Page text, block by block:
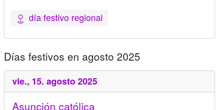
día festivo regional
Días festivos en agosto 2025
vie., 15. agosto 2025
Asunción católica